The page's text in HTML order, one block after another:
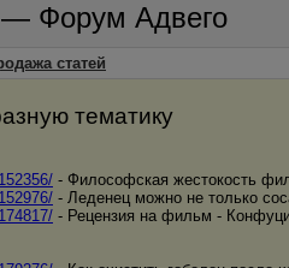
— Форум Адвего
статей
тематику
- Философская жестокость
- Леденец можно не только
- Рецензия на фильм -